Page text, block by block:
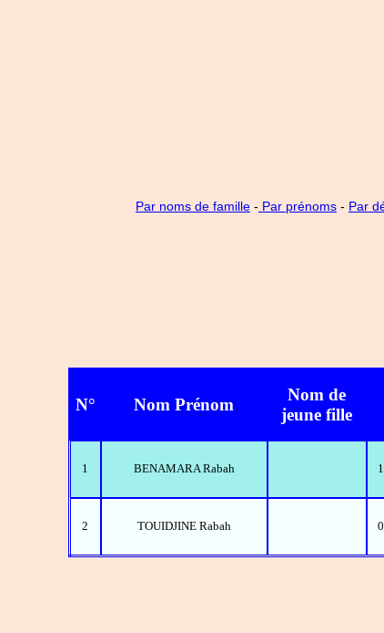
Par noms de famille - Par prénoms - Par
N° Nom Prénom
Nom de
jeune fille
1 BENAMARA Rabah
2 TOUIDJINE Rabah